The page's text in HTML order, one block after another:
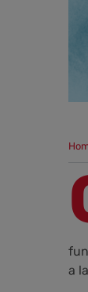
a